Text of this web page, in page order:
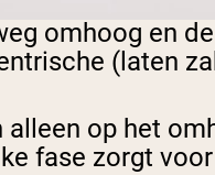
omhoog en
(laten
op het
fase zorgt